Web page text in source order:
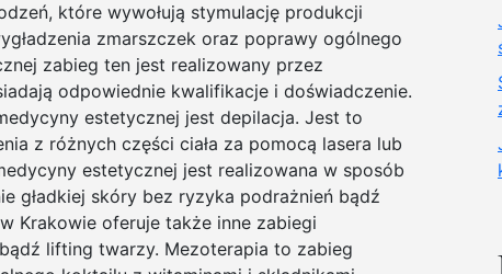
które wywołują stymulację produkcji
zmarszczek oraz poprawy ogólnego
zabieg ten jest realizowany przez
odpowiednie kwalifikacje i doświadczenie.
estetycznej jest depilacja. Jest to
z różnych części ciała za pomocą lasera lub
estetycznej jest realizowana w sposób
gładkiej skóry bez ryzyka podrażnień bądź
Krakowie oferuje także inne zabiegi
lifting twarzy. Mezoterapia to zabieg